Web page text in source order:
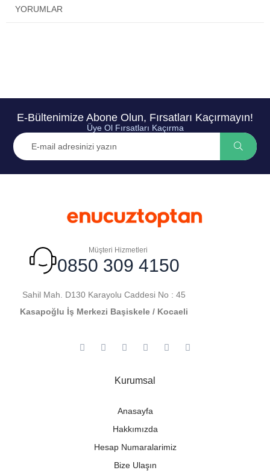
YORUMLAR
E-Bültenimize Abone Olun, Fırsatları Kaçırmayın!
Üye Ol Fırsatları Kaçırma
Müşteri Hizmetleri
0850 309 4150
Sahil Mah. D130 Karayolu Caddesi No : 45
Kasapoğlu İş Merkezi Başiskele / Kocaeli
Kurumsal
Anasayfa
Hakkımızda
Hesap Numaralarimiz
Bize Ulaşın